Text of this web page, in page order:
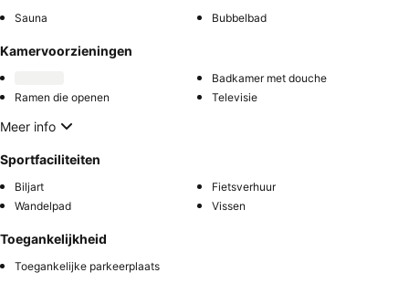
Sauna Bubbelbad
Kamervoorzieningen
Badkamer met douche
Ramen die openen
Televisie
Meer info
Sportfaciliteiten
Biljart
Fietsverhuur
Wandelpad
Vissen
Toegankelijkheid
Toegankelijke parkeerplaats